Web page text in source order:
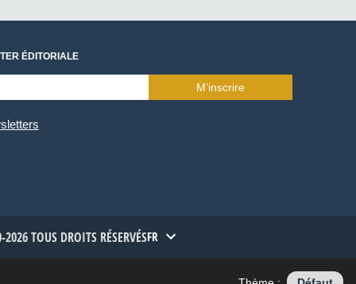
ÉDITORIALE
M’inscrire
TOUS DROITS RÉSERVÉSFR